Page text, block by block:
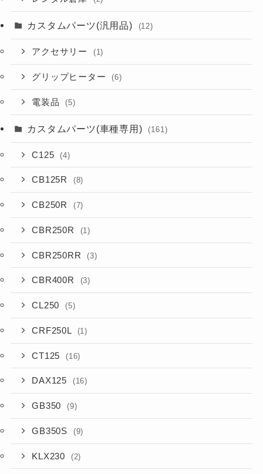
カスタムパーツ(汎用品) (12)
アクセサリー (1)
グリップヒーター (6)
電装品 (5)
カスタムパーツ(車種専用) (161)
C125 (4)
CB125R (8)
CB250R (7)
CBR250R (1)
CBR250RR (3)
CBR400R (3)
CL250 (5)
CRF250L (1)
CT125 (16)
DAX125 (16)
GB350 (9)
GB350S (9)
KLX230 (2)